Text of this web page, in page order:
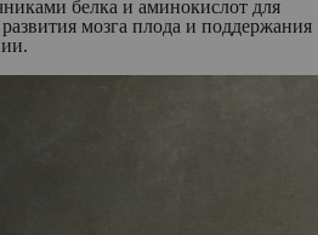
белка и аминокислот для
мозга плода и поддержания